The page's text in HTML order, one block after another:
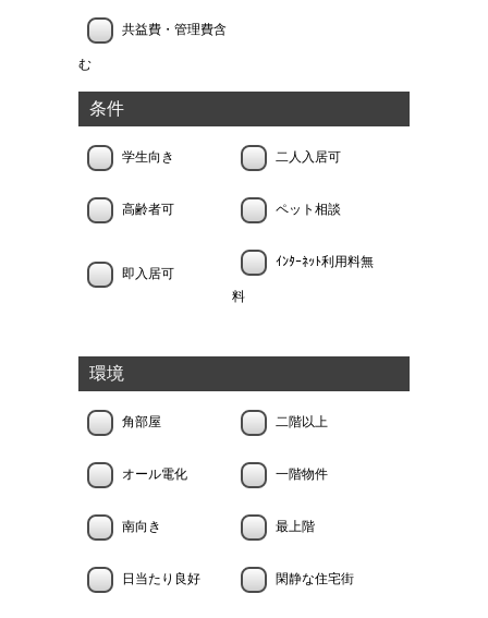
共益費・管理費含
む
条件
学生向き 二人入居可
高齢者可 ペット相談
即入居可
ｲﾝﾀｰﾈｯﾄ利用料無
料
環境
角部屋 二階以上
オール電化 一階物件
南向き 最上階
日当たり良好 閑静な住宅街